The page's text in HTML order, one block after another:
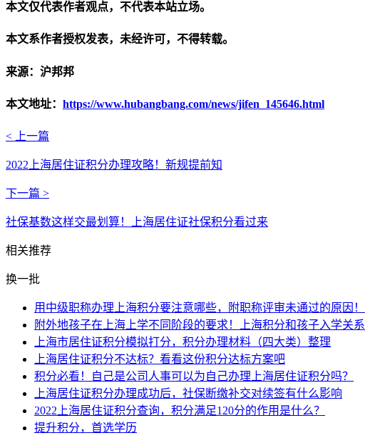
本文仅代表作者观点，不代表本站立场。
本文系作者授权发表，未经许可，不得转载。
来源：沪邦邦
本文地址： https://www.hubangbang.com/news/jifen_145646.html
< 上一篇
2022上海居住证积分办理攻略！新规提前知
下一篇 >
社保基数这样交最划算！上海居住证社保积分看过来
相关推荐
换一批
用中级职称办理上海积分要注意哪些，附职称评审未通过的原因！
附外地孩子在上海上学不同阶段的要求！上海积分和孩子入学关系
上海市居住证积分模拟打分，积分办理材料（四大类）整理
上海居住证积分不达标？看看这份积分达标方案吧
积分必看！自己是公司人事可以为自己办理上海居住证积分吗？
上海居住证积分办理成功后，社保断缴补交对续签有什么影响
2022上海居住证积分查询，积分满足120分的作用是什么？
提升积分，首选学历